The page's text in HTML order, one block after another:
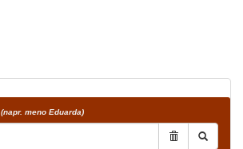
(napr. meno Eduarda)